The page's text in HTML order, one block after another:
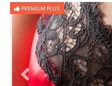
PREMIUM PLUS